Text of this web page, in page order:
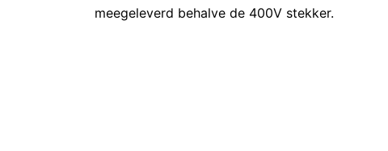
meegeleverd behalve de 400V stekker.